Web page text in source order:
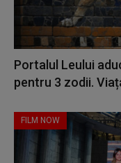
Portalul Leului
pentru 3 zodii.
FILM NOW